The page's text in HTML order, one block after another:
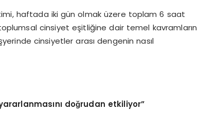
haftada iki gün olmak üzere toplam 6 saat
cinsiyet eşitliğine dair temel kavramların
cinsiyetler arası dengenin nasıl
doğrudan etkiliyor”